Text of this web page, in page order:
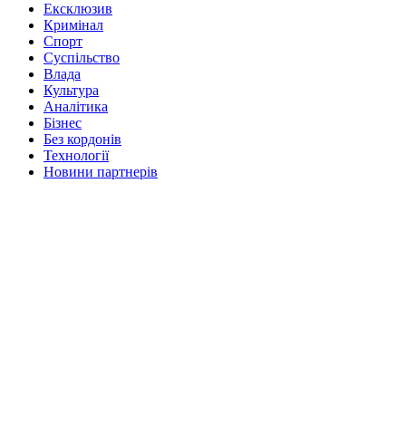
Ексклюзив
Кримінал
Спорт
Суспільство
Влада
Культура
Аналітика
Бізнес
Без кордонів
Технології
Новини партнерів